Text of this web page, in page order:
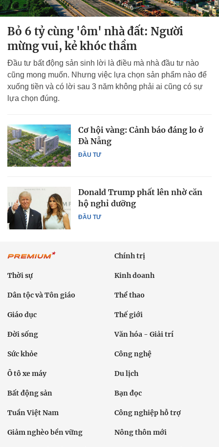
Bỏ 6 tỷ cùng 'ôm' nhà đất: Người
mừng vui, kẻ khóc thầm
Đầu tư bất động sản sinh lời là điều mà nhà đầu tư nào
cũng mong muốn. Nhưng việc lựa chọn sản phẩm nào để
xuống tiền và có lời sau 3 năm không phải ai cũng có sự
lựa chọn đúng.
ĐẦU TƯ
Cơ hội vàng: Cảnh báo đáng lo ở
Đà Nẵng
ĐẦU TƯ
Donald Trump phất lên nhờ căn
hộ nghỉ dưỡng
Chính trị
Thời sự Kinh doanh
Dân tộc và Tôn giáo Thể thao
Giáo dục Thế giới
Đời sống Văn hóa - Giải trí
Sức khỏe Công nghệ
Ô tô xe máy Du lịch
Bất động sản Bạn đọc
Tuần Việt Nam Công nghiệp hỗ trợ
Giảm nghèo bền vững Nông thôn mới